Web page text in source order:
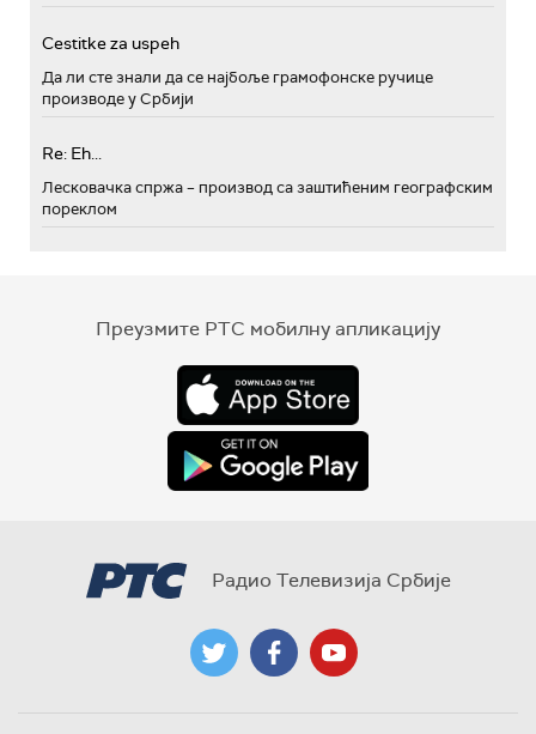
Cestitke za uspeh
Да ли сте знали да се најбоље грамофонске ручице
производе у Србији
Re: Eh...
Лесковачка спржа – производ са заштићеним географским
пореклом
Преузмите РТС мобилну апликацију
Радио Телевизија Србије